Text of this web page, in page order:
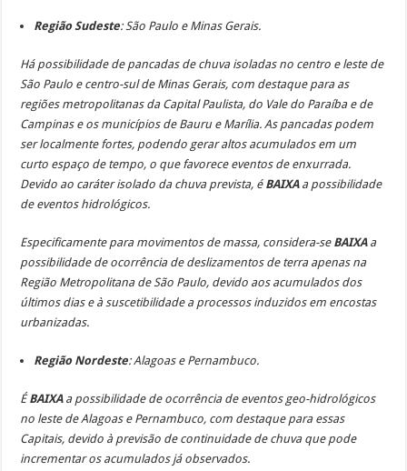
Região Sudeste: São Paulo e Minas Gerais.
Há possibilidade de pancadas de chuva isoladas no centro e leste de
São Paulo e centro-sul de Minas Gerais, com destaque para as
regiões metropolitanas da Capital Paulista, do Vale do Paraíba e de
Campinas e os municípios de Bauru e Marília. As pancadas podem
ser localmente fortes, podendo gerar altos acumulados em um
curto espaço de tempo, o que favorece eventos de enxurrada.
Devido ao caráter isolado da chuva prevista, é BAIXA a possibilidade
de eventos hidrológicos.
Especificamente para movimentos de massa, considera-se BAIXA a
possibilidade de ocorrência de deslizamentos de terra apenas na
Região Metropolitana de São Paulo, devido aos acumulados dos
últimos dias e à suscetibilidade a processos induzidos em encostas
urbanizadas.
Região Nordeste: Alagoas e Pernambuco.
ÉBAIXAa possibilidade de ocorrência de eventos geo-hidrológicos
no leste de Alagoas e Pernambuco, com destaque para essas
Capitais, devido à previsão de continuidade de chuva que pode
incrementar os acumulados já observados.